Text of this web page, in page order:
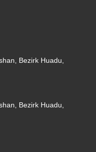
Bezirk Huadu,
Bezirk Huadu,